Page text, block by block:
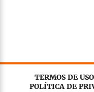
TERMOS DE USO
POLÍTICA DE